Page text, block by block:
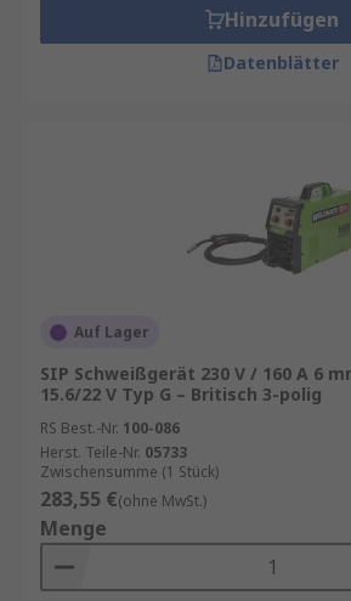
Hinzufügen
Datenblätter
Auf Lager
SIP Schweißgerät 230 V / 160 A 6
15.6/22 V Typ G – Britisch 3-polig
RS Best.-Nr. 100-086
Herst. Teile-Nr. 05733
Zwischensumme (1 Stück)
283,55 €(ohne MwSt.)
Menge